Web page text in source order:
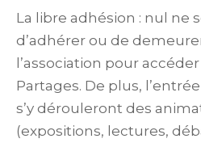
La libre adhésion : nul ne
d’adhérer ou de
l’association pour
Partages. De plus,
s’y dérouleront des
(expositions, lectures,